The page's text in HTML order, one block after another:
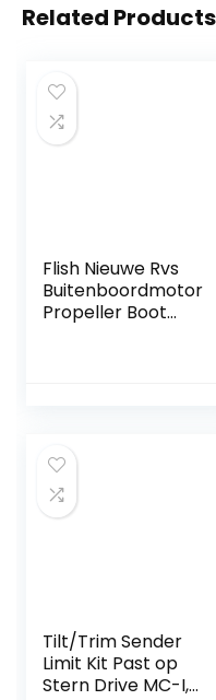
Related Products
Flish Nieuwe Rvs
Buitenboordmotor
Propeller Boot
Tilt/Trim Sender
Limit Kit Past op
Stern Drive MC-I,